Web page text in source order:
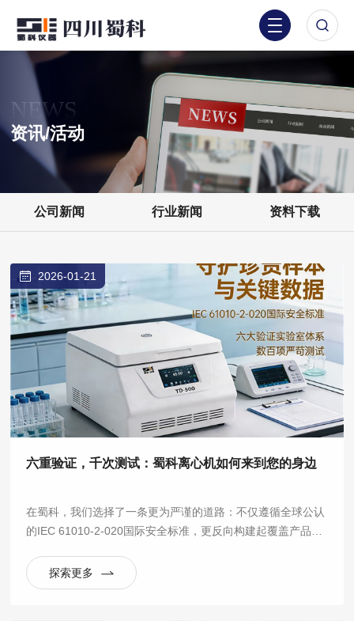
NEWS
资讯/活动
公司新闻 行业新闻 资料下载
2026-01-21
六重验证，千次测试：蜀科离心机如何来到您的身边
在蜀科，我们选择了一条更为严谨的道路：不仅遵循全球公认
的IEC 61010-2-020国际安全标准，更反向构建起覆盖产品全
拆解为数百项可量化、可重复的严苛测试。
探索更多